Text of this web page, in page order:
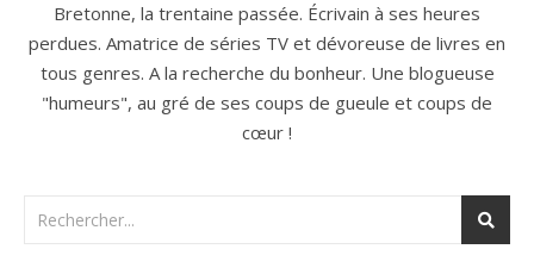
Bretonne, la trentaine passée. Écrivain à ses heures
perdues. Amatrice de séries TV et dévoreuse de livres en
tous genres. A la recherche du bonheur. Une blogueuse
"humeurs", au gré de ses coups de gueule et coups de
cœur !